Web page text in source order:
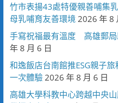
竹市表揚43處特優親善哺集
母乳哺育友善環境 2026 年 8
手寫祝福最有溫度 高雄郵局
年 8 月 6 日
和逸飯店台南館推ESG親子
一次體驗 2026 年 8 月 6 日
高雄大學科教中心跨越中央